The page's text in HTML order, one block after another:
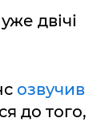
двічі
озвучив
до того,